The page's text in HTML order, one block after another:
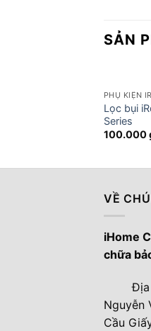
SẢN
PHỤ KIỆN
Lọc bụi
Series
100.000
VỀ
iHome
chữa
Địa
Nguyễn
Cầu